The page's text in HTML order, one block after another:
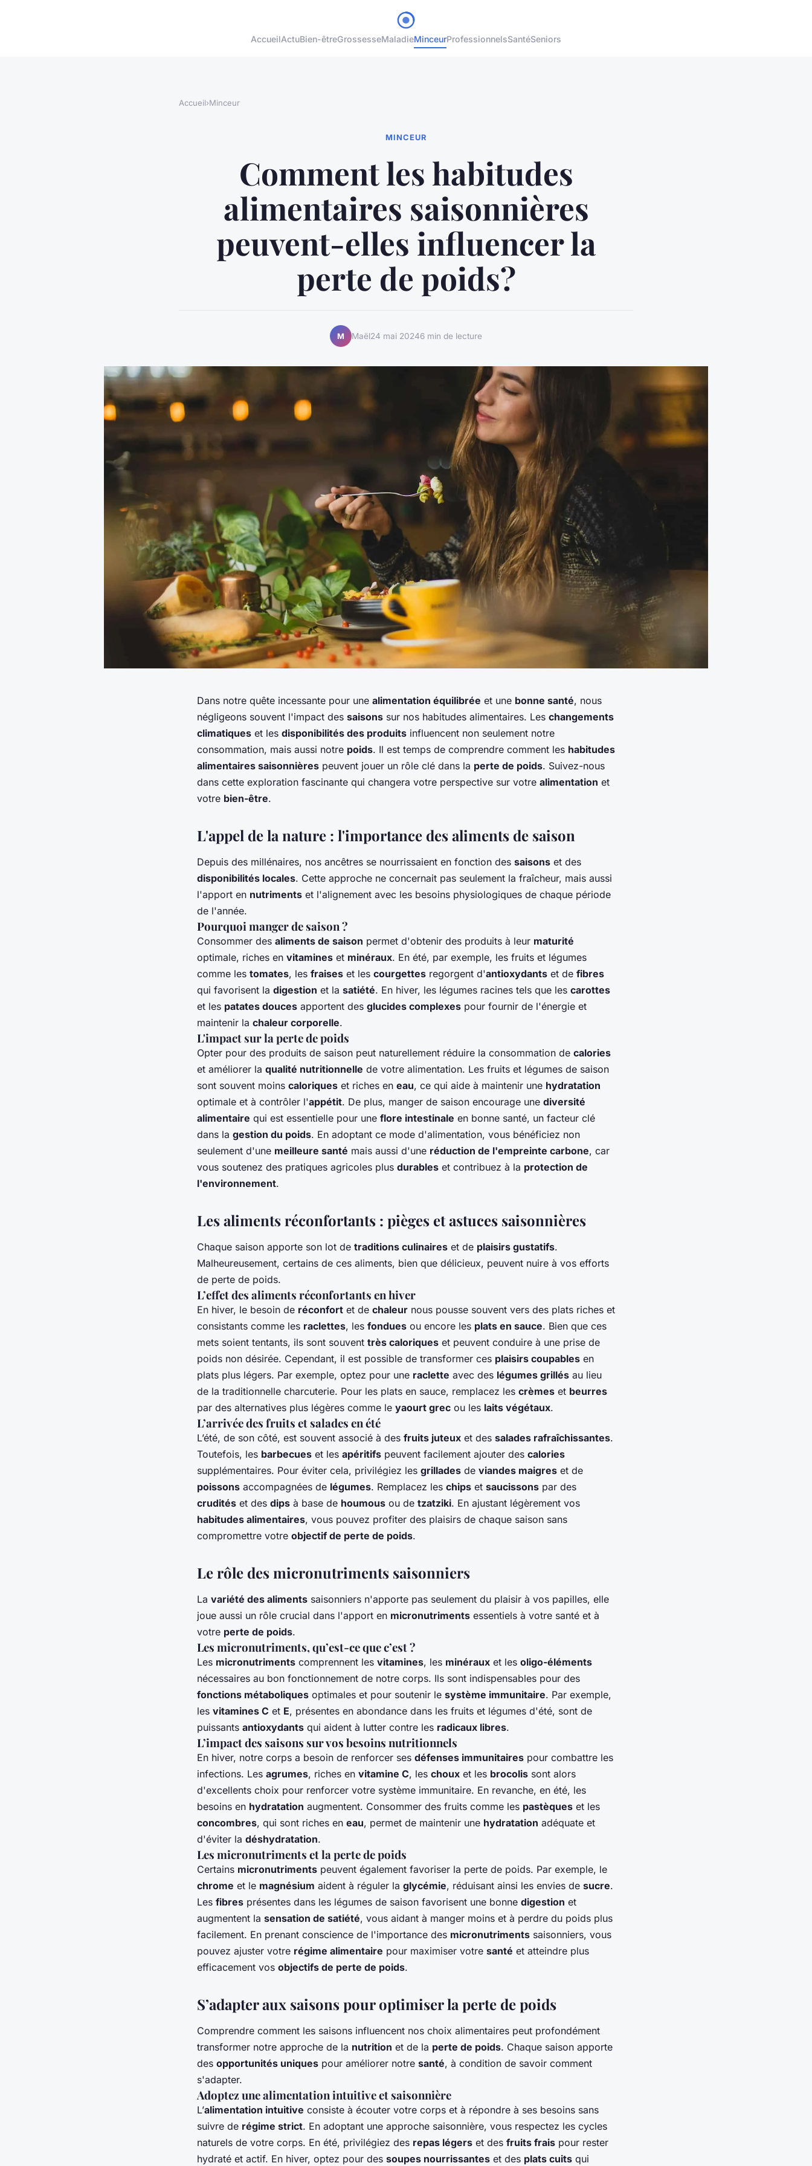
AccueilActuBien-êtreGrossesseMaladieMinceurProfessionnelsSantéSeniors
Accueil›Minceur
MINCEUR
Comment les habitudes
alimentaires saisonnières
peuvent-elles influencer la
perte de poids?
M Maël24 mai 20246 min de lecture
Dans notre quête incessante pour une alimentation équilibrée et une bonne santé, nous
négligeons souvent l'impact des saisons sur nos habitudes alimentaires. Les changements
climatiques et les disponibilités des produits influencent non seulement notre
consommation, mais aussi notre poids. Il est temps de comprendre comment les habitudes
alimentaires saisonnières peuvent jouer un rôle clé dans la perte de poids. Suivez-nous
dans cette exploration fascinante qui changera votre perspective sur votre alimentation et
votre bien-être.
L'appel de la nature : l'importance des aliments de saison
Depuis des millénaires, nos ancêtres se nourrissaient en fonction des saisons et des
disponibilités locales. Cette approche ne concernait pas seulement la fraîcheur, mais aussi
l'apport en nutriments et l'alignement avec les besoins physiologiques de chaque période
de l'année.
Pourquoi manger de saison ?
Consommer des aliments de saison permet d'obtenir des produits à leur maturité
optimale, riches en vitamines et minéraux. En été, par exemple, les fruits et légumes
comme les tomates, les fraises et les courgettes regorgent d'antioxydants et de fibres
qui favorisent la digestion et la satiété. En hiver, les légumes racines tels que les carottes
et les patates douces apportent des glucides complexes pour fournir de l'énergie et
maintenir la chaleur corporelle.
L'impact sur la perte de poids
Opter pour des produits de saison peut naturellement réduire la consommation de calories
et améliorer la qualité nutritionnelle de votre alimentation. Les fruits et légumes de saison
sont souvent moins caloriques et riches en eau, ce qui aide à maintenir une hydratation
optimale et à contrôler l'appétit. De plus, manger de saison encourage une diversité
alimentaire qui est essentielle pour une flore intestinale en bonne santé, un facteur clé
dans la gestion du poids. En adoptant ce mode d'alimentation, vous bénéficiez non
seulement d'une meilleure santé mais aussi d'une réduction de l'empreinte carbone, car
vous soutenez des pratiques agricoles plus durables et contribuez à la protection de
l'environnement.
Les aliments réconfortants : pièges et astuces saisonnières
Chaque saison apporte son lot de traditions culinaires et de plaisirs gustatifs.
Malheureusement, certains de ces aliments, bien que délicieux, peuvent nuire à vos efforts
de perte de poids.
L’effet des aliments réconfortants en hiver
En hiver, le besoin de réconfort et de chaleur nous pousse souvent vers des plats riches et
consistants comme les raclettes, les fondues ou encore les plats en sauce. Bien que ces
mets soient tentants, ils sont souvent très caloriques et peuvent conduire à une prise de
poids non désirée. Cependant, il est possible de transformer ces plaisirs coupables en
plats plus légers. Par exemple, optez pour une raclette avec des légumes grillés au lieu
de la traditionnelle charcuterie. Pour les plats en sauce, remplacez les crèmes et beurres
par des alternatives plus légères comme le yaourt grec ou les laits végétaux.
L’arrivée des fruits et salades en été
L’été, de son côté, est souvent associé à des fruits juteux et des salades rafraîchissantes.
Toutefois, les barbecues et les apéritifs peuvent facilement ajouter des calories
supplémentaires. Pour éviter cela, privilégiez les grillades de viandes maigres et de
poissons accompagnées de légumes. Remplacez les chips et saucissons par des
crudités et des dips à base de houmous ou de tzatziki. En ajustant légèrement vos
habitudes alimentaires, vous pouvez profiter des plaisirs de chaque saison sans
compromettre votre objectif de perte de poids.
Le rôle des micronutriments saisonniers
La variété des aliments saisonniers n'apporte pas seulement du plaisir à vos papilles, elle
joue aussi un rôle crucial dans l'apport en micronutriments essentiels à votre santé et à
votre perte de poids.
Les micronutriments, qu’est-ce que c’est ?
Les micronutriments comprennent les vitamines, les minéraux et les oligo-éléments
nécessaires au bon fonctionnement de notre corps. Ils sont indispensables pour des
fonctions métaboliques optimales et pour soutenir le système immunitaire. Par exemple,
les vitamines C et E, présentes en abondance dans les fruits et légumes d'été, sont de
puissants antioxydants qui aident à lutter contre les radicaux libres.
L’impact des saisons sur vos besoins nutritionnels
En hiver, notre corps a besoin de renforcer ses défenses immunitaires pour combattre les
infections. Les agrumes, riches en vitamine C, les choux et les brocolis sont alors
d'excellents choix pour renforcer votre système immunitaire. En revanche, en été, les
besoins en hydratation augmentent. Consommer des fruits comme les pastèques et les
concombres, qui sont riches en eau, permet de maintenir une hydratation adéquate et
d'éviter la déshydratation.
Les micronutriments et la perte de poids
Certains micronutriments peuvent également favoriser la perte de poids. Par exemple, le
chrome et le magnésium aident à réguler la glycémie, réduisant ainsi les envies de sucre.
Les fibres présentes dans les légumes de saison favorisent une bonne digestion et
augmentent la sensation de satiété, vous aidant à manger moins et à perdre du poids plus
facilement. En prenant conscience de l'importance des micronutriments saisonniers, vous
pouvez ajuster votre régime alimentaire pour maximiser votre santé et atteindre plus
efficacement vos objectifs de perte de poids.
S’adapter aux saisons pour optimiser la perte de poids
Comprendre comment les saisons influencent nos choix alimentaires peut profondément
transformer notre approche de la nutrition et de la perte de poids. Chaque saison apporte
des opportunités uniques pour améliorer notre santé, à condition de savoir comment
s'adapter.
Adoptez une alimentation intuitive et saisonnière
L’alimentation intuitive consiste à écouter votre corps et à répondre à ses besoins sans
suivre de régime strict. En adoptant une approche saisonnière, vous respectez les cycles
naturels de votre corps. En été, privilégiez des repas légers et des fruits frais pour rester
hydraté et actif. En hiver, optez pour des soupes nourrissantes et des plats cuits qui